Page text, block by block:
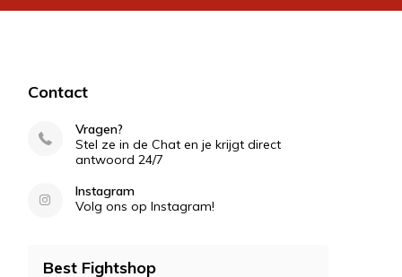
Contact
Vragen?
Stel ze in de Chat en je krijgt direct
antwoord 24/7
Instagram
Volg ons op Instagram!
Best Fightshop